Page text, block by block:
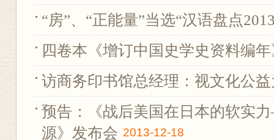
“房”、“正能量”当选“汉语盘点
四卷本《增订中国史学史资料编
访商务印书馆总经理：视文化公
预告：《战后美国在日本的软实
源》发布会 2013-12-18